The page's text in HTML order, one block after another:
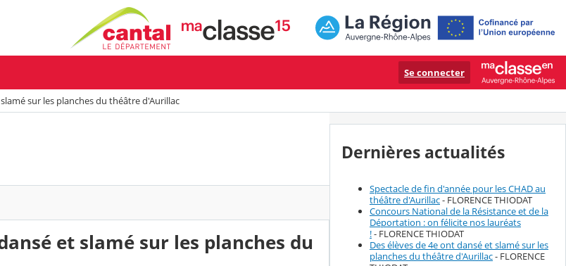
Se connecter
sur les planches du théâtre d'Aurillac
et slamé sur les planches du
Dernières actualités
Spectacle de fin d'année pour les CHAD au
théâtre d'Aurillac- FLORENCE THIODAT
Concours National de la Résistance et de la
Déportation : on félicite nos lauréats
!- FLORENCE THIODAT
Des élèves de 4e ont dansé et slamé sur les
planches du théâtre d'Aurillac- FLORENCE